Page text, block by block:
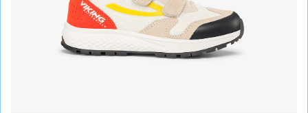
СУМКИ
ШОЛОМИ, ЗАХИСТ, ОКУЛЯРИ